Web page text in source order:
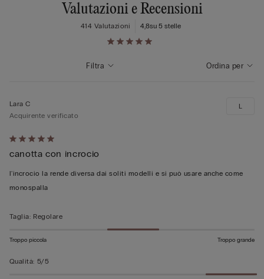
Valutazioni e Recensioni
4,8su 5 stelle
414 Valutazioni
Ordina per
Filtra
Valutato
5
su
5
Lara C
Acquirente verificato
canotta con incrocio
l'incrocio la rende diversa dai soliti modelli e si può usare anche come
monospalla
L
Taglia: Regolare
Troppo piccola Troppo grande
Qualità: 5/5